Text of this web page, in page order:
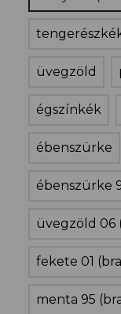
üvegzöld
égszínkék
ébenszürke
ébenszürke
üvegzöld 06
fekete 01
menta 95